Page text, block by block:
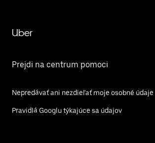
Uber
Prejdi na centrum pomoci
Nepredávať ani nezdieľať moje osobné údaje
Pravidlá Googlu týkajúce sa údajov